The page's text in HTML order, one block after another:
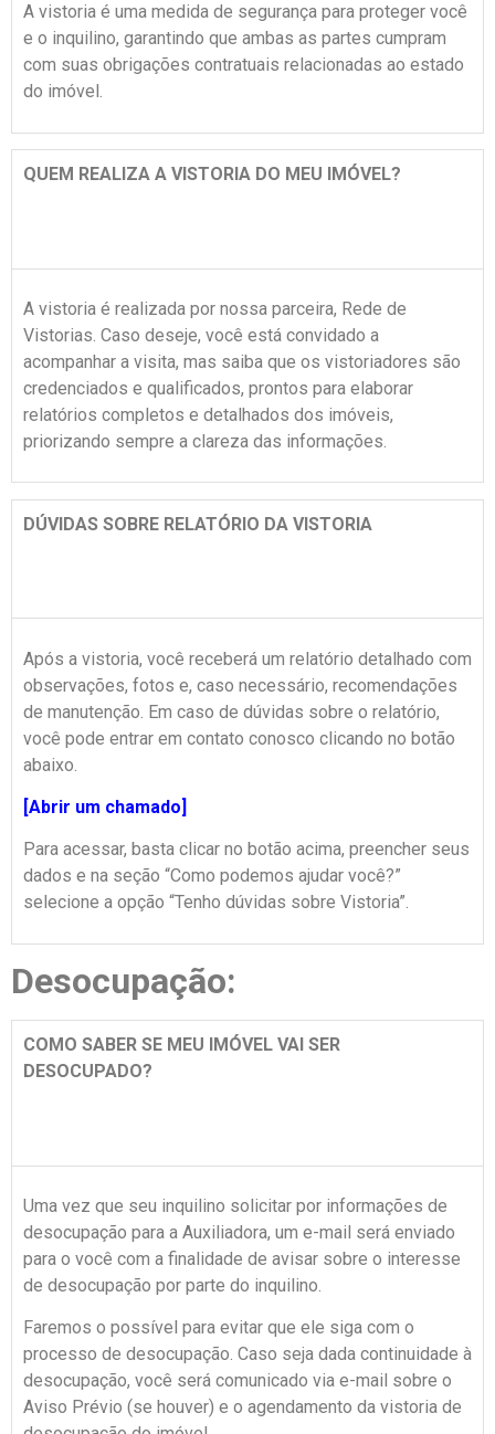
A vistoria é uma medida de segurança para proteger você
e o inquilino, garantindo que ambas as partes cumpram
com suas obrigações contratuais relacionadas ao estado
do imóvel.
QUEM REALIZA A VISTORIA DO MEU IMÓVEL?
A vistoria é realizada por nossa parceira, Rede de
Vistorias. Caso deseje, você está convidado a
acompanhar a visita, mas saiba que os vistoriadores são
credenciados e qualificados, prontos para elaborar
relatórios completos e detalhados dos imóveis,
priorizando sempre a clareza das informações.
DÚVIDAS SOBRE RELATÓRIO DA VISTORIA
Após a vistoria, você receberá um relatório detalhado com
observações, fotos e, caso necessário, recomendações
de manutenção. Em caso de dúvidas sobre o relatório,
você pode entrar em contato conosco clicando no botão
abaixo.
[Abrir um chamado]
Para acessar, basta clicar no botão acima, preencher seus
dados e na seção “Como podemos ajudar você?”
selecione a opção “Tenho dúvidas sobre Vistoria”.
Desocupação:
COMO SABER SE MEU IMÓVEL VAI SER
DESOCUPADO?
Uma vez que seu inquilino solicitar por informações de
desocupação para a Auxiliadora, um e-mail será enviado
para o você com a finalidade de avisar sobre o interesse
de desocupação por parte do inquilino.
Faremos o possível para evitar que ele siga com o
processo de desocupação. Caso seja dada continuidade à
desocupação, você será comunicado via e-mail sobre o
Aviso Prévio (se houver) e o agendamento da vistoria de